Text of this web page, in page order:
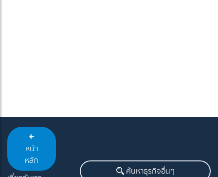
หน้า
หลัก
ค้นหาธุรกิจอื่นๆ